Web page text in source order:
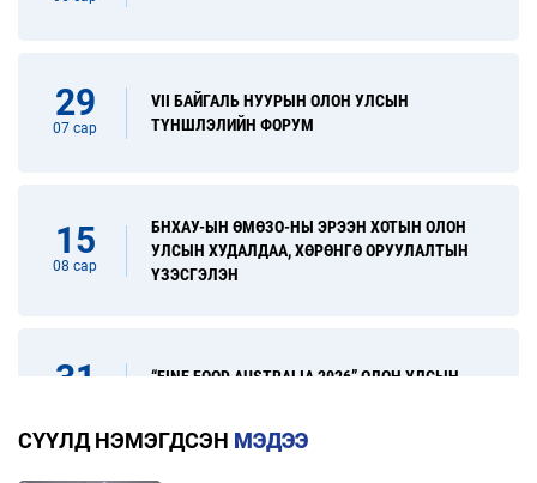
29
07 сар
VII БАЙГАЛЬ НУУРЫН ОЛОН УЛСЫН
ТҮНШЛЭЛИЙН ФОРУМ
15
08 сар
БНХАУ-ЫН ӨМӨЗО-НЫ ЭРЭЭН ХОТЫН ОЛОН
УЛСЫН ХУДАЛДАА, ХӨРӨНГӨ ОРУУЛАЛТЫН
ҮЗЭСГЭЛЭН
31
“FINE FOOD AUSTRALIA 2026” ОЛОН УЛСЫН
СҮҮЛД НЭМЭГДСЭН МЭДЭЭ